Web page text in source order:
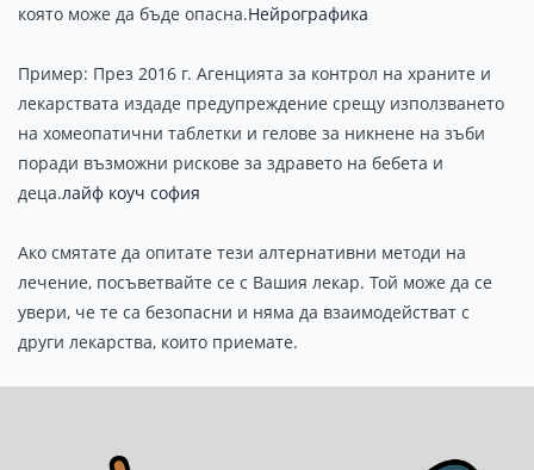
която може да бъде опасна.Нейрографика
Пример: През 2016 г. Агенцията за контрол на храните и
лекарствата издаде предупреждение срещу използването
на хомеопатични таблетки и гелове за никнене на зъби
поради възможни рискове за здравето на бебета и
деца.лайф коуч софия
Ако смятате да опитате тези алтернативни методи на
лечение, посъветвайте се с Вашия лекар. Той може да се
увери, че те са безопасни и няма да взаимодействат с
други лекарства, които приемате.